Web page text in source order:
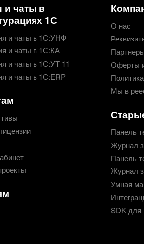
и чаты в
1С
и чаты в 1С:УНФ
и чаты в 1С:КА
и чаты в 1С:УТ 11
и чаты в 1С:ERP
О нас
Партнеры
Оферты
Мы в
Панель
Журнал
Панель
Журнал
Умная
SDK для